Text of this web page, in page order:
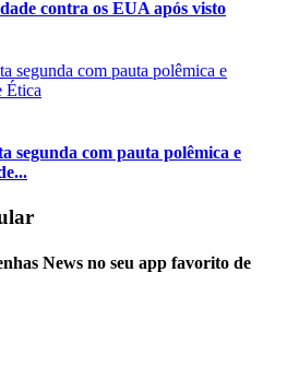
contra os EUA após visto
segunda com pauta polêmica e
News no seu app favorito de